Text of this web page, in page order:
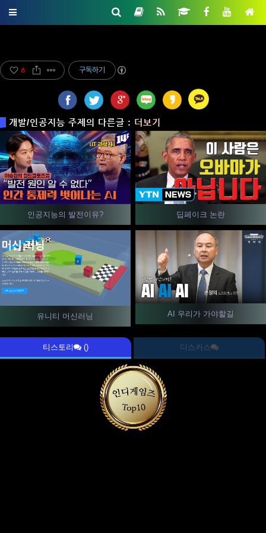
6 구독하기
개발/인공지능 주제의 다른글 : 더보기
인공지능의 발전이유? 딥페이크 논란
유니티 머신러닝 AI 우리가 가야할길
티스토리 () 디스커스